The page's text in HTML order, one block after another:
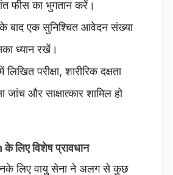
फीस का भुगतान करें।
बाद एक सुनिश्चित आवेदन संख्या
ध्यान रखें।
परीक्षा, शारीरिक दक्षता
जांच और साक्षात्कार शामिल हो
लिए विशेष प्रावधान
लिए वायु सेना ने अलग से कुछ